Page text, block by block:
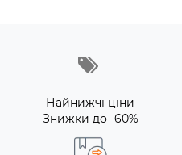
Найнижчі ціни
Знижки до -60%